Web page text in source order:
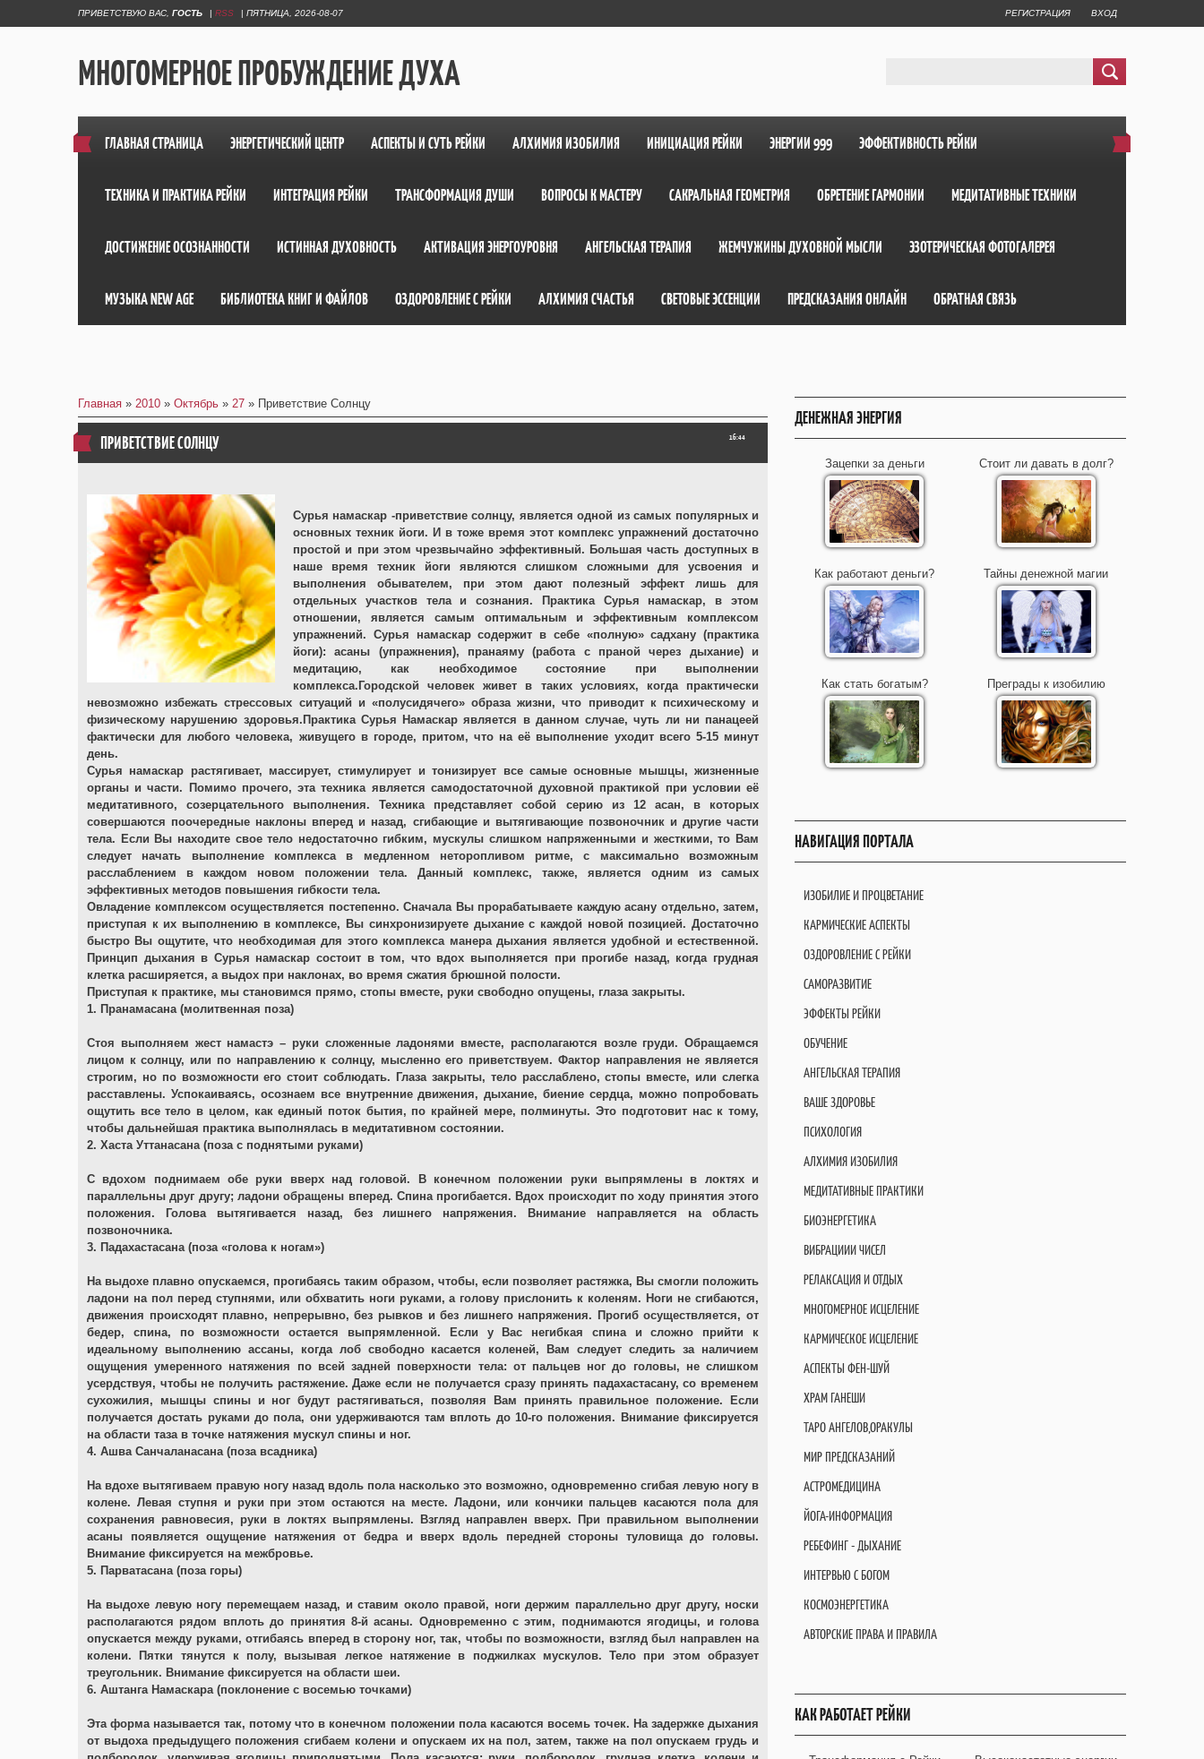
ПРИВЕТСТВУЮ ВАС ГОСТЬ | RSS | ПЯТНИЦА, 2026-08-07 РЕГИСТРАЦИЯ ВХОД
МНОГОМЕРНОЕ ПРОБУЖДЕНИЕ ДУХА
ГЛАВНАЯ СТРАНИЦА ЭНЕРГЕТИЧЕСКИЙ ЦЕНТР АСПЕКТЫ И СУТЬ РЕЙКИ АЛХИМИЯ ИЗОБИЛИЯ ИНИЦИАЦИЯ РЕЙКИ ЭНЕРГИИ 999 ЭФФЕКТИВНОСТЬ РЕЙКИ
ТЕХНИКА И ПРАКТИКА РЕЙКИ ИНТЕГРАЦИЯ РЕЙКИ ТРАНСФОРМАЦИЯ ДУШИ ВОПРОСЫ К МАСТЕРУ САКРАЛЬНАЯ ГЕОМЕТРИЯ ОБРЕТЕНИЕ ГАРМОНИИ МЕДИТАТИВНЫЕ ТЕХНИКИ
ДОСТИЖЕНИЕ ОСОЗНАННОСТИ ИСТИННАЯ ДУХОВНОСТЬ АКТИВАЦИЯ ЭНЕРГОУРОВНЯ АНГЕЛЬСКАЯ ТЕРАПИЯ ЖЕМЧУЖИНЫ ДУХОВНОЙ МЫСЛИ ЭЗОТЕРИЧЕСКАЯ ФОТОГАЛЕРЕЯ
МУЗЫКА NEW AGE БИБЛИОТЕКА КНИГ И ФАЙЛОВ ОЗДОРОВЛЕНИЕ С РЕЙКИ АЛХИМИЯ СЧАСТЬЯ СВЕТОВЫЕ ЭССЕНЦИИ ПРЕДСКАЗАНИЯ ОНЛАЙН ОБРАТНАЯ СВЯЗЬ
Главная » 2010 » Октябрь » 27 » Приветствие Солнцу
16:44
ПРИВЕТСТВИЕ СОЛНЦУ
Сурья намаскар -приветствие солнцу, является одной из самых популярных и
основных техник йоги. И в тоже время этот комплекс упражнений достаточно
простой и при этом чрезвычайно эффективный. Большая часть доступных в
наше время техник йоги являются слишком сложными для усвоения и
выполнения обывателем, при этом дают полезный эффект лишь для
отдельных участков тела и сознания. Практика Сурья намаскар, в этом
отношении, является самым оптимальным и эффективным комплексом
упражнений. Сурья намаскар содержит в себе «полную» садхану (практика
йоги): асаны (упражнения), пранаяму (работа с праной через дыхание) и
медитацию, как необходимое состояние при выполнении
комплекса.Городской человек живет в таких условиях, когда практически
невозможно избежать стрессовых ситуаций и «полусидячего» образа жизни, что приводит к психическому и
физическому нарушению здоровья.Практика Сурья Намаскар является в данном случае, чуть ли ни панацеей
фактически для любого человека, живущего в городе, притом, что на её выполнение уходит всего 5-15 минут
день.
Сурья намаскар растягивает, массирует, стимулирует и тонизирует все самые основные мышцы, жизненные
органы и части. Помимо прочего, эта техника является самодостаточной духовной практикой при условии её
медитативного, созерцательного выполнения. Техника представляет собой серию из 12 асан, в которых
совершаются поочередные наклоны вперед и назад, сгибающие и вытягивающие позвоночник и другие части
тела. Если Вы находите свое тело недостаточно гибким, мускулы слишком напряженными и жесткими, то Вам
следует начать выполнение комплекса в медленном неторопливом ритме, с максимально возможным
расслаблением в каждом новом положении тела. Данный комплекс, также, является одним из самых
эффективных методов повышения гибкости тела.
Овладение комплексом осуществляется постепенно. Сначала Вы прорабатываете каждую асану отдельно, затем,
приступая к их выполнению в комплексе, Вы синхронизируете дыхание с каждой новой позицией. Достаточно
быстро Вы ощутите, что необходимая для этого комплекса манера дыхания является удобной и естественной.
Принцип дыхания в Сурья намаскар состоит в том, что вдох выполняется при прогибе назад, когда грудная
клетка расширяется, а выдох при наклонах, во время сжатия брюшной полости.
Приступая к практике, мы становимся прямо, стопы вместе, руки свободно опущены, глаза закрыты.
1. Пранамасана (молитвенная поза)
Стоя выполняем жест намастэ – руки сложенные ладонями вместе, располагаются возле груди. Обращаемся
лицом к солнцу, или по направлению к солнцу, мысленно его приветствуем. Фактор направления не является
строгим, но по возможности его стоит соблюдать. Глаза закрыты, тело расслаблено, стопы вместе, или слегка
расставлены. Успокаиваясь, осознаем все внутренние движения, дыхание, биение сердца, можно попробовать
ощутить все тело в целом, как единый поток бытия, по крайней мере, полминуты. Это подготовит нас к тому,
чтобы дальнейшая практика выполнялась в медитативном состоянии.
2. Хаста Уттанасана (поза с поднятыми руками)
С вдохом поднимаем обе руки вверх над головой. В конечном положении руки выпрямлены в локтях и
параллельны друг другу; ладони обращены вперед. Спина прогибается. Вдох происходит по ходу принятия этого
положения. Голова вытягивается назад, без лишнего напряжения. Внимание направляется на область
позвоночника.
3. Падахастасана (поза «голова к ногам»)
На выдохе плавно опускаемся, прогибаясь таким образом, чтобы, если позволяет растяжка, Вы смогли положить
ладони на пол перед ступнями, или обхватить ноги руками, а голову прислонить к коленям. Ноги не сгибаются,
движения происходят плавно, непрерывно, без рывков и без лишнего напряжения. Прогиб осуществляется, от
бедер, спина, по возможности остается выпрямленной. Если у Вас негибкая спина и сложно прийти к
идеальному выполнению ассаны, когда лоб свободно касается коленей, Вам следует следить за наличием
ощущения умеренного натяжения по всей задней поверхности тела: от пальцев ног до головы, не слишком
усердствуя, чтобы не получить растяжение. Даже если не получается сразу принять падахастасану, со временем
сухожилия, мышцы спины и ног будут растягиваться, позволяя Вам принять правильное положение. Если
получается достать руками до пола, они удерживаются там вплоть до 10-го положения. Внимание фиксируется
на области таза в точке натяжения мускул спины и ног.
4. Ашва Санчаланасана (поза всадника)
На вдохе вытягиваем правую ногу назад вдоль пола насколько это возможно, одновременно сгибая левую ногу в
колене. Левая ступня и руки при этом остаются на месте. Ладони, или кончики пальцев касаются пола для
сохранения равновесия, руки в локтях выпрямлены. Взгляд направлен вверх. При правильном выполнении
асаны появляется ощущение натяжения от бедра и вверх вдоль передней стороны туловища до головы.
Внимание фиксируется на межбровье.
5. Парватасана (поза горы)
На выдохе левую ногу перемещаем назад, и ставим около правой, ноги держим параллельно друг другу, носки
располагаются рядом вплоть до принятия 8-й асаны. Одновременно с этим, поднимаются ягодицы, и голова
опускается между руками, отгибаясь вперед в сторону ног, так, чтобы по возможности, взгляд был направлен на
колени. Пятки тянутся к полу, вызывая легкое натяжение в поджилках мускулов. Тело при этом образует
треугольник. Внимание фиксируется на области шеи.
6. Аштанга Намаскара (поклонение с восемью точками)
Эта форма называется так, потому что в конечном положении пола касаются восемь точек. На задержке дыхания
от выдоха предыдущего положения сгибаем колени и опускаем их на пол, затем, также на пол опускаем грудь и
ДЕНЕЖНАЯ ЭНЕРГИЯ
Зацепки за деньги Стоит ли давать в долг?
Как работают деньги? Тайны денежной магии
Как стать богатым? Преграды к изобилию
НАВИГАЦИЯ ПОРТАЛА
ИЗОБИЛИЕ И ПРОЦВЕТАНИЕ
КАРМИЧЕСКИЕ АСПЕКТЫ
ОЗДОРОВЛЕНИЕ С РЕЙКИ
САМОРАЗВИТИЕ
ЭФФЕКТЫ РЕЙКИ
ОБУЧЕНИЕ
АНГЕЛЬСКАЯ ТЕРАПИЯ
ВАШЕ ЗДОРОВЬЕ
ПСИХОЛОГИЯ
АЛХИМИЯ ИЗОБИЛИЯ
МЕДИТАТИВНЫЕ ПРАКТИКИ
БИОЭНЕРГЕТИКА
ВИБРАЦИИИ ЧИСЕЛ
РЕЛАКСАЦИЯ И ОТДЫХ
МНОГОМЕРНОЕ ИСЦЕЛЕНИЕ
КАРМИЧЕСКОЕ ИСЦЕЛЕНИЕ
АСПЕКТЫ ФЕН-ШУЙ
ХРАМ ГАНЕШИ
ТАРО АНГЕЛОВ,ОРАКУЛЫ
МИР ПРЕДСКАЗАНИЙ
АСТРОМЕДИЦИНА
ЙОГА-ИНФОРМАЦИЯ
РЕБЕФИНГ - ДЫХАНИЕ
ИНТЕРВЬЮ С БОГОМ
КОСМОЭНЕРГЕТИКА
АВТОРСКИЕ ПРАВА И ПРАВИЛА
КАК РАБОТАЕТ РЕЙКИ